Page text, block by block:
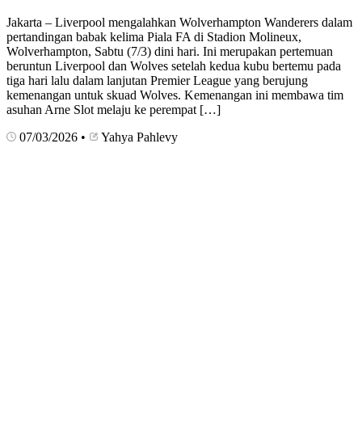
Jakarta – Liverpool mengalahkan Wolverhampton Wanderers dalam
pertandingan babak kelima Piala FA di Stadion Molineux,
Wolverhampton, Sabtu (7/3) dini hari. Ini merupakan pertemuan
beruntun Liverpool dan Wolves setelah kedua kubu bertemu pada
tiga hari lalu dalam lanjutan Premier League yang berujung
kemenangan untuk skuad Wolves. Kemenangan ini membawa tim
asuhan Arne Slot melaju ke perempat […]
07/03/2026 • Yahya Pahlevy